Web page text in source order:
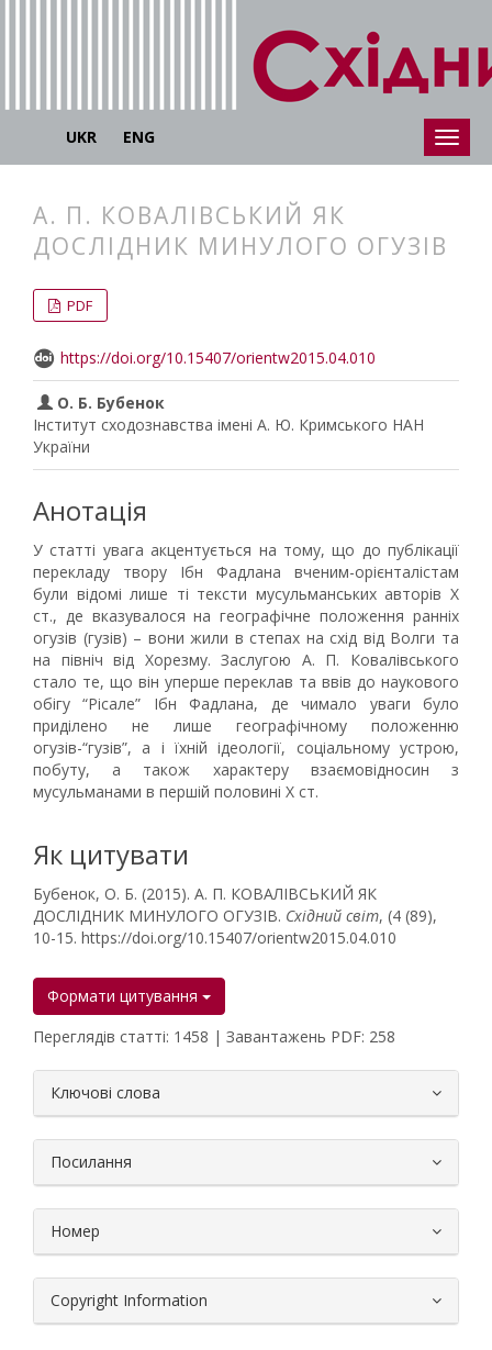
UKR ENG
А. П. КОВАЛІВСЬКИЙ ЯК
ДОСЛІДНИК МИНУЛОГО ОГУЗІВ
PDF
https://doi.org/10.15407/orientw2015.04.010
О. Б. Бубенок
Інститут сходознавства імені А. Ю. Кримського НАН
України
Анотація
У статті увага акцентується на тому, що до публікації
перекладу твору Ібн Фадлана вченим-орієнталістам
були відомі лише ті тексти мусульманських авторів Х
ст., де вказувалося на географічне положення ранніх
огузів (гузів) – вони жили в степах на схід від Волги та
на північ від Хорезму. Заслугою А. П. Ковалівського
стало те, що він уперше переклав та ввів до наукового
обігу “Рісале” Ібн Фадлана, де чимало уваги було
приділено не лише географічному положенню
огузів-“гузів”, а і їхній ідеології, соціальному устрою,
побуту, а також характеру взаємовідносин з
мусульманами в першій половині Х ст.
Як цитувати
Бубенок, О. Б. (2015). А. П. КОВАЛІВСЬКИЙ ЯК
ДОСЛІДНИК МИНУЛОГО ОГУЗІВ. Східний світ, (4 (89),
10-15. https://doi.org/10.15407/orientw2015.04.010
Формати цитування
Переглядів статті: 1458 | Завантажень PDF: 258
Ключові слова
Посилання
Номер
Copyright Information